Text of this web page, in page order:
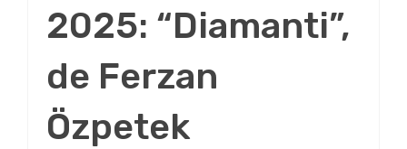
2025: “Diamanti”,
de Ferzan
Özpetek